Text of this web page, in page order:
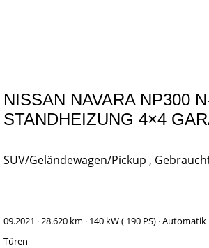
NISSAN NAVARA NP300
STANDHEIZUNG 4×4
SUV/Geländewagen/Pickup ,
09.2021 ·28.620 km · 140 kW ( 190 PS) · Automatik
Türen